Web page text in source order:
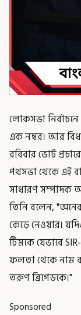
লোকসভা
এক নম্বর। আর
রবিবার ভোট
পথসভা থেকে এই
সাধারণ সম্পাদক
তিনি বলেন,
কেড়ে নেওয়ার।
টিমকে যেভাবে
ফলতা থেকে নাম
তরুণ ব্রিগেডকে।"
Sponsored